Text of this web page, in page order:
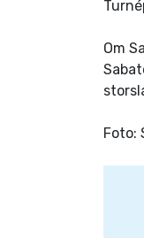
Om
Foto: